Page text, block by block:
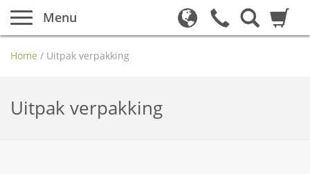
Menu
Home / Uitpak verpakking
Uitpak verpakking